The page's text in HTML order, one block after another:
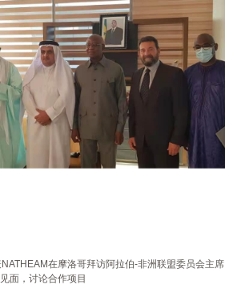
在摩洛哥拜访阿拉伯-非洲联盟委员会主席
面，讨论合作项目